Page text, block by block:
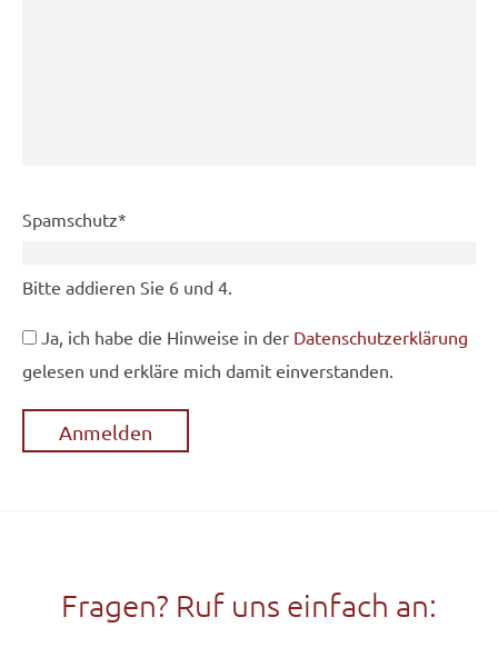
Pflichtfeld
Spamschutz*
Bitte addieren Sie 6 und 4.
Ja, ich habe die Hinweise in der Datenschutzerklärung
gelesen und erkläre mich damit einverstanden.
Fragen? Ruf uns einfach an: